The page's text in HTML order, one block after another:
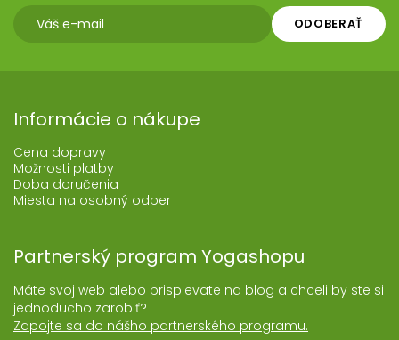
ODOBERAŤ
Informácie o nákupe
Cena dopravy
Možnosti platby
Doba doručenia
Miesta na osobný odber
Partnerský program Yogashopu
Máte svoj web alebo prispievate na blog a chceli by ste si
jednoducho zarobiť?
Zapojte sa do nášho partnerského programu.